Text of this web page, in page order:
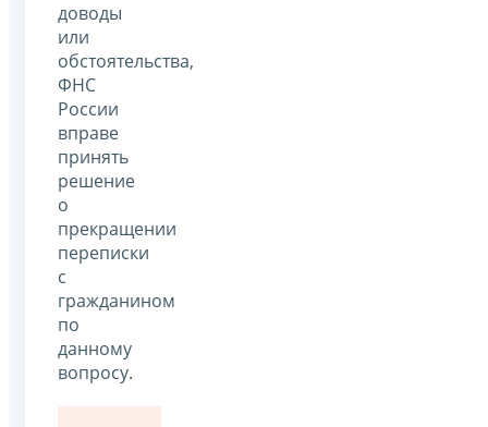
доводы
или
обстоятельства,
ФНС
России
вправе
принять
решение
о
прекращении
переписки
с
гражданином
по
данному
вопросу.